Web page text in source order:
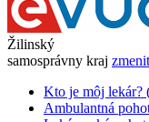
Žilinský
samosprávny kraj
Kto je môj lekár?
Ambulantná